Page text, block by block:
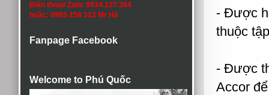
Điện thoại/ Zalo: 0934.127.384
hoặc: 0985 258 323 Mr Hà
Fanpage Facebook
Welcome to Phú Quốc
- Được
thuộc
- Được
Accor